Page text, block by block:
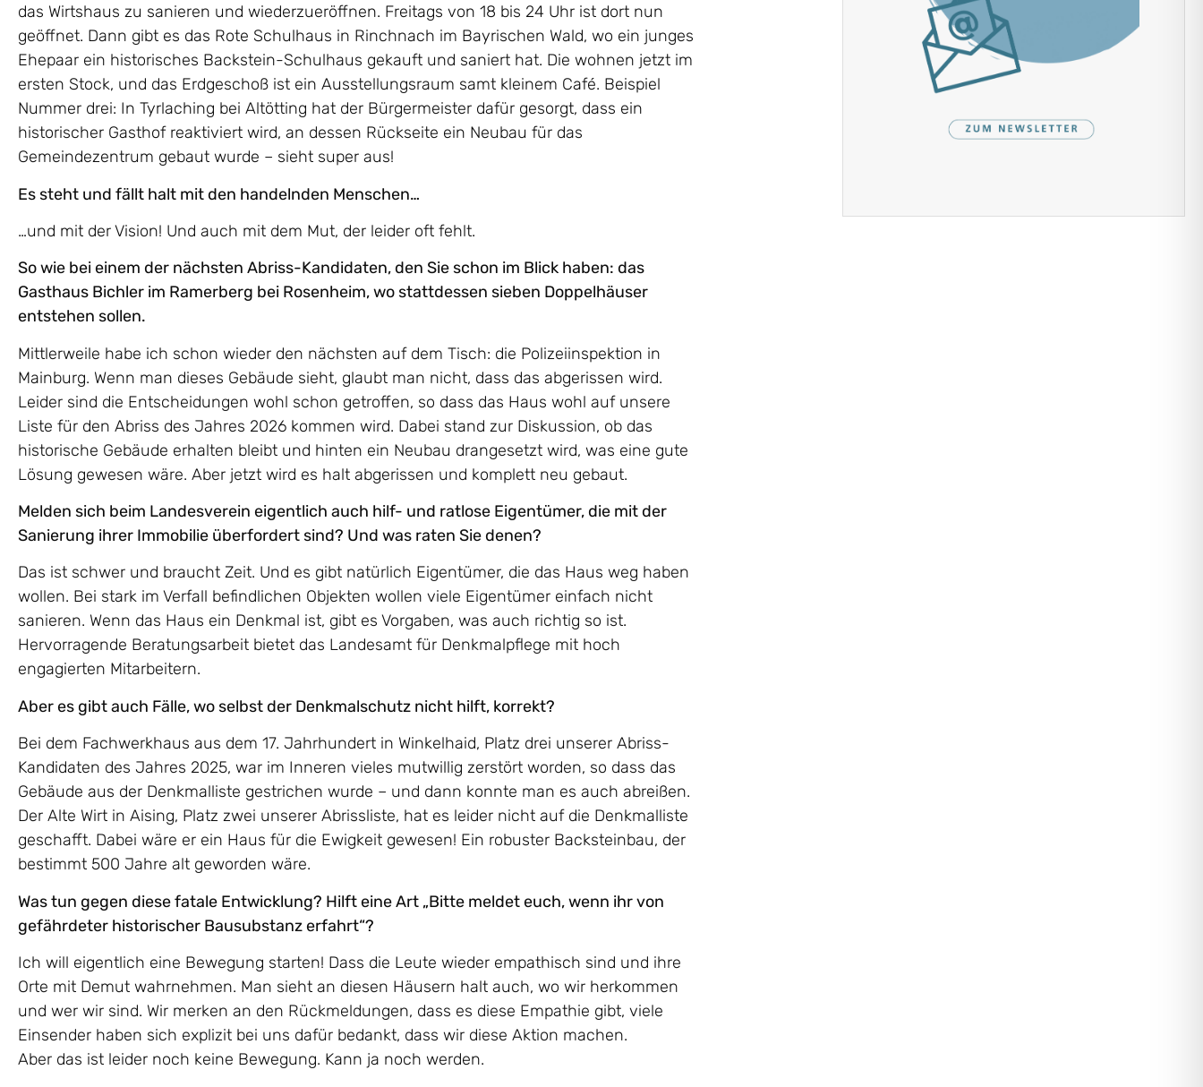
das Wirtshaus zu sanieren und wiederzueröffnen. Freitags von 18 bis 24 Uhr ist dort nun
geöffnet. Dann gibt es das Rote Schulhaus in Rinchnach im Bayrischen Wald, wo ein junges
Ehepaar ein historisches Backstein-Schulhaus gekauft und saniert hat. Die wohnen jetzt im
ersten Stock, und das Erdgeschoß ist ein Ausstellungsraum samt kleinem Café. Beispiel
Nummer drei: In Tyrlaching bei Altötting hat der Bürgermeister dafür gesorgt, dass ein
historischer Gasthof reaktiviert wird, an dessen Rückseite ein Neubau für das
Gemeindezentrum gebaut wurde – sieht super aus!
Es steht und fällt halt mit den handelnden Menschen…
…und mit der Vision! Und auch mit dem Mut, der leider oft fehlt.
So wie bei einem der nächsten Abriss-Kandidaten, den Sie schon im Blick haben: das
Gasthaus Bichler im Ramerberg bei Rosenheim, wo stattdessen sieben Doppelhäuser
entstehen sollen.
Mittlerweile habe ich schon wieder den nächsten auf dem Tisch: die Polizeiinspektion in
Mainburg. Wenn man dieses Gebäude sieht, glaubt man nicht, dass das abgerissen wird.
Leider sind die Entscheidungen wohl schon getroffen, so dass das Haus wohl auf unsere
Liste für den Abriss des Jahres 2026 kommen wird. Dabei stand zur Diskussion, ob das
historische Gebäude erhalten bleibt und hinten ein Neubau drangesetzt wird, was eine gute
Lösung gewesen wäre. Aber jetzt wird es halt abgerissen und komplett neu gebaut.
Melden sich beim Landesverein eigentlich auch hilf- und ratlose Eigentümer, die mit der
Sanierung ihrer Immobilie überfordert sind? Und was raten Sie denen?
Das ist schwer und braucht Zeit. Und es gibt natürlich Eigentümer, die das Haus weg haben
wollen. Bei stark im Verfall befindlichen Objekten wollen viele Eigentümer einfach nicht
sanieren. Wenn das Haus ein Denkmal ist, gibt es Vorgaben, was auch richtig so ist.
Hervorragende Beratungsarbeit bietet das Landesamt für Denkmalpflege mit hoch
engagierten Mitarbeitern.
Aber es gibt auch Fälle, wo selbst der Denkmalschutz nicht hilft, korrekt?
Bei dem Fachwerkhaus aus dem 17. Jahrhundert in Winkelhaid, Platz drei unserer Abriss-
Kandidaten des Jahres 2025, war im Inneren vieles mutwillig zerstört worden, so dass das
Gebäude aus der Denkmalliste gestrichen wurde – und dann konnte man es auch abreißen.
Der Alte Wirt in Aising, Platz zwei unserer Abrissliste, hat es leider nicht auf die Denkmalliste
geschafft. Dabei wäre er ein Haus für die Ewigkeit gewesen! Ein robuster Backsteinbau, der
bestimmt 500 Jahre alt geworden wäre.
Was tun gegen diese fatale Entwicklung? Hilft eine Art „Bitte meldet euch, wenn ihr von
gefährdeter historischer Bausubstanz erfahrt“?
Ich will eigentlich eine Bewegung starten! Dass die Leute wieder empathisch sind und ihre
Orte mit Demut wahrnehmen. Man sieht an diesen Häusern halt auch, wo wir herkommen
und wer wir sind. Wir merken an den Rückmeldungen, dass es diese Empathie gibt, viele
Einsender haben sich explizit bei uns dafür bedankt, dass wir diese Aktion machen.
Aber das ist leider noch keine Bewegung. Kann ja noch werden.